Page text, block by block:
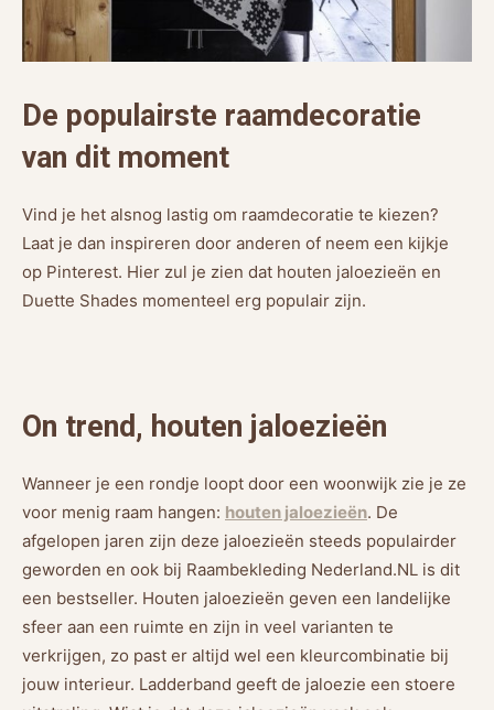
De populairste raamdecoratie
van dit moment
Vind je het alsnog lastig om raamdecoratie te kiezen?
Laat je dan inspireren door anderen of neem een kijkje
op Pinterest. Hier zul je zien dat houten jaloezieën en
Duette Shades momenteel erg populair zijn.
On trend, houten jaloezieën
Wanneer je een rondje loopt door een woonwijk zie je ze
voor menig raam hangen: houten jaloezieën. De
afgelopen jaren zijn deze jaloezieën steeds populairder
geworden en ook bij Raambekleding Nederland.NL is dit
een bestseller. Houten jaloezieën geven een landelijke
sfeer aan een ruimte en zijn in veel varianten te
verkrijgen, zo past er altijd wel een kleurcombinatie bij
jouw interieur. Ladderband geeft de jaloezie een stoere